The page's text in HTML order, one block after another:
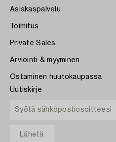
Asiakaspalvelu
Toimitus
Private Sales
Arviointi & myyminen
Ostaminen huutokaupassa
Uutiskirje